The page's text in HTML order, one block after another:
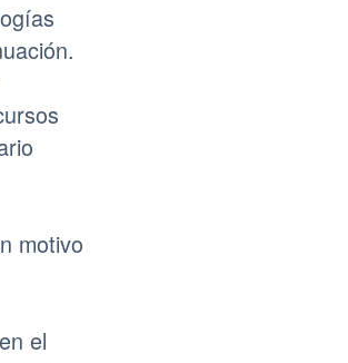
motivo
el